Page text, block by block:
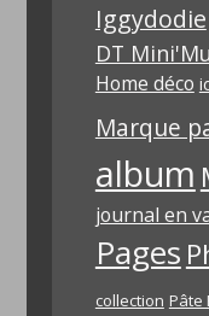
Iggydodie
DT
Home déco
Marque
album
journal en
Pages
collection Pâte